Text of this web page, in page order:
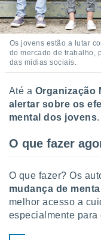
Os jovens estão a lutar
do mercado de trabalho,
das mídias sociais.
Até a Organização
alertar sobre os
mental dos jovens.
O que fazer
O que fazer? Os
mudança de
melhor acesso a
especialmente para